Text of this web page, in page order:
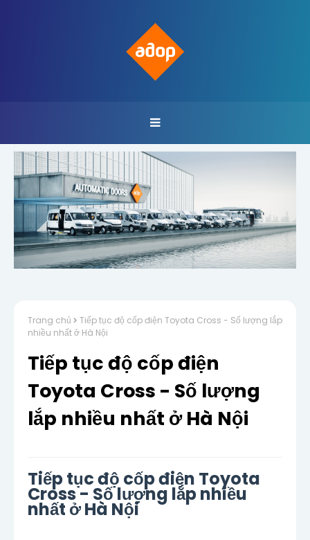
Trang chủ
Tiếp tục độ cốp điện Toyota Cross - Số lượng lắp
nhiều nhất ở Hà Nội
Tiếp tục độ cốp điện
Toyota Cross - Số lượng
lắp nhiều nhất ở Hà Nội
Tiếp tục độ cốp điện Toyota
Cross - Số lượng lắp nhiều
nhất ở Hà Nội